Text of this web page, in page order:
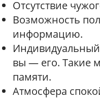
Отсутствие
Возможность
информацию.
вы — его. Такие
памяти.
Атмосфера